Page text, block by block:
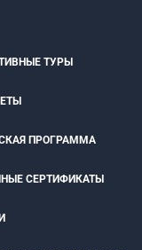
ТУРЫ
ПРОГРАММА
СЕРТИФИКАТЫ